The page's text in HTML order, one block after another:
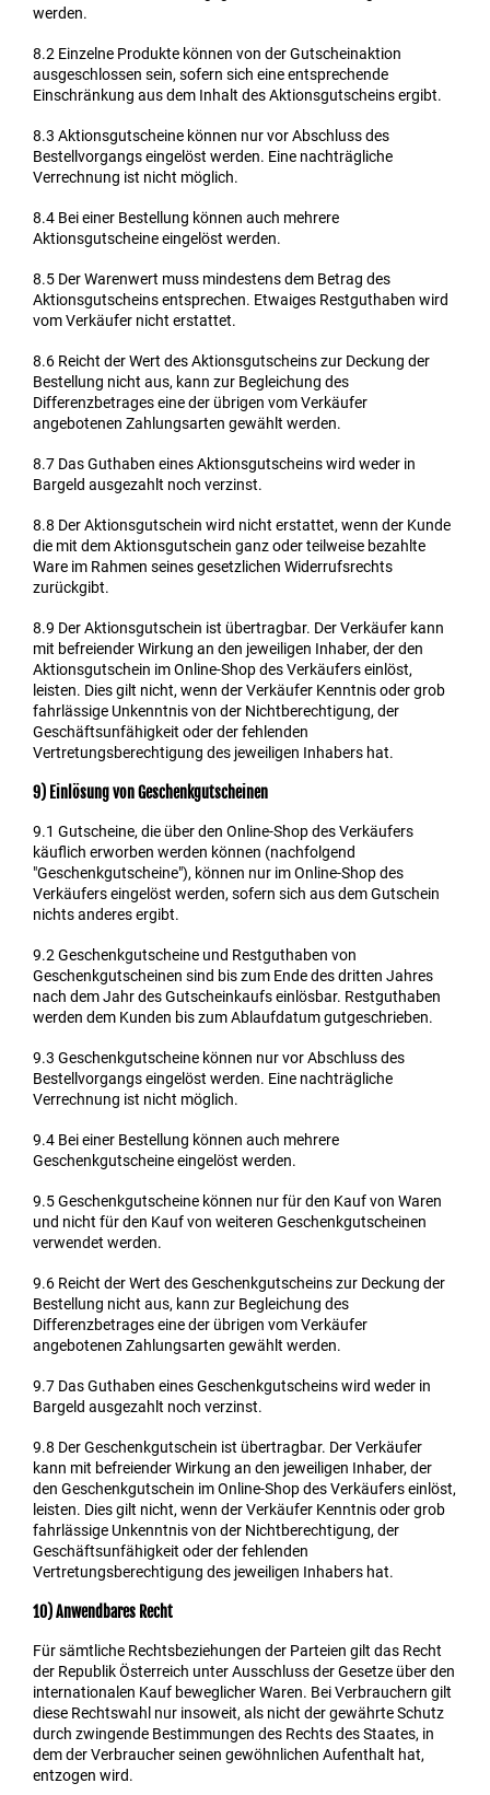
werden.
8.2 Einzelne Produkte können von der Gutscheinaktion
ausgeschlossen sein, sofern sich eine entsprechende
Einschränkung aus dem Inhalt des Aktionsgutscheins ergibt.
8.3 Aktionsgutscheine können nur vor Abschluss des
Bestellvorgangs eingelöst werden. Eine nachträgliche
Verrechnung ist nicht möglich.
8.4 Bei einer Bestellung können auch mehrere
Aktionsgutscheine eingelöst werden.
8.5 Der Warenwert muss mindestens dem Betrag des
Aktionsgutscheins entsprechen. Etwaiges Restguthaben wird
vom Verkäufer nicht erstattet.
8.6 Reicht der Wert des Aktionsgutscheins zur Deckung der
Bestellung nicht aus, kann zur Begleichung des
Differenzbetrages eine der übrigen vom Verkäufer
angebotenen Zahlungsarten gewählt werden.
8.7 Das Guthaben eines Aktionsgutscheins wird weder in
Bargeld ausgezahlt noch verzinst.
8.8 Der Aktionsgutschein wird nicht erstattet, wenn der Kunde
die mit dem Aktionsgutschein ganz oder teilweise bezahlte
Ware im Rahmen seines gesetzlichen Widerrufsrechts
zurückgibt.
8.9 Der Aktionsgutschein ist übertragbar. Der Verkäufer kann
mit befreiender Wirkung an den jeweiligen Inhaber, der den
Aktionsgutschein im Online-Shop des Verkäufers einlöst,
leisten. Dies gilt nicht, wenn der Verkäufer Kenntnis oder grob
fahrlässige Unkenntnis von der Nichtberechtigung, der
Geschäftsunfähigkeit oder der fehlenden
Vertretungsberechtigung des jeweiligen Inhabers hat.
9) Einlösung von Geschenkgutscheinen
9.1 Gutscheine, die über den Online-Shop des Verkäufers
käuflich erworben werden können (nachfolgend
"Geschenkgutscheine"), können nur im Online-Shop des
Verkäufers eingelöst werden, sofern sich aus dem Gutschein
nichts anderes ergibt.
9.2 Geschenkgutscheine und Restguthaben von
Geschenkgutscheinen sind bis zum Ende des dritten Jahres
nach dem Jahr des Gutscheinkaufs einlösbar. Restguthaben
werden dem Kunden bis zum Ablaufdatum gutgeschrieben.
9.3 Geschenkgutscheine können nur vor Abschluss des
Bestellvorgangs eingelöst werden. Eine nachträgliche
Verrechnung ist nicht möglich.
9.4 Bei einer Bestellung können auch mehrere
Geschenkgutscheine eingelöst werden.
9.5Geschenkgutscheine können nur für den Kauf von Waren
und nicht für den Kauf von weiteren Geschenkgutscheinen
verwendet werden.
9.6 Reicht der Wert des Geschenkgutscheins zur Deckung der
Bestellung nicht aus, kann zur Begleichung des
Differenzbetrages eine der übrigen vom Verkäufer
angebotenen Zahlungsarten gewählt werden.
9.7 Das Guthaben eines Geschenkgutscheins wird weder in
Bargeld ausgezahlt noch verzinst.
9.8 Der Geschenkgutschein ist übertragbar. Der Verkäufer
kann mit befreiender Wirkung an den jeweiligen Inhaber, der
den Geschenkgutschein im Online-Shop des Verkäufers einlöst,
leisten. Dies gilt nicht, wenn der Verkäufer Kenntnis oder grob
fahrlässige Unkenntnis von der Nichtberechtigung, der
Geschäftsunfähigkeit oder der fehlenden
Vertretungsberechtigung des jeweiligen Inhabers hat.
10) Anwendbares Recht
Für sämtliche Rechtsbeziehungen der Parteien gilt das Recht
der Republik Österreich unter Ausschluss der Gesetze über den
internationalen Kauf beweglicher Waren. Bei Verbrauchern gilt
diese Rechtswahl nur insoweit, als nicht der gewährte Schutz
durch zwingende Bestimmungen des Rechts des Staates, in
dem der Verbraucher seinen gewöhnlichen Aufenthalt hat,
entzogen wird.